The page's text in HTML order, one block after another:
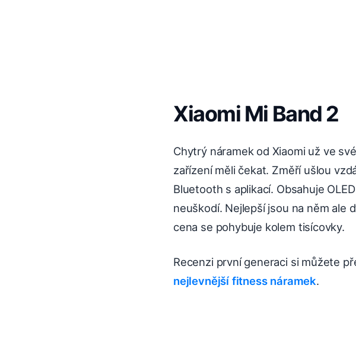
Xiaomi Mi Band 2
Chytrý náramek od Xiaomi už ve
zařízení měli čekat. Změří ušlou
Bluetooth s aplikací. Obsahuje
neuškodí. Nejlepší jsou na něm ale
cena se pohybuje kolem tisícovky.
Recenzi první generaci si můžete
nejlevnější fitness náramek.